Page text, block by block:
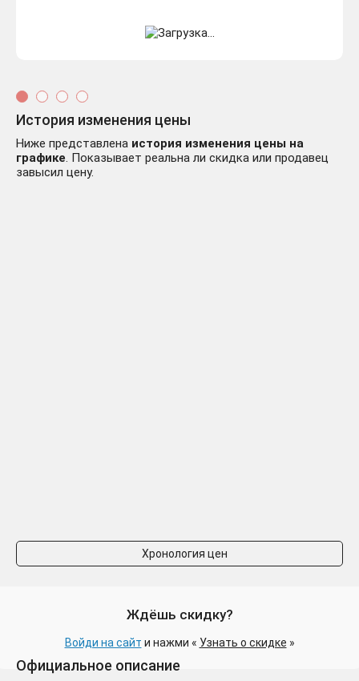
История изменения цены
Ниже представлена история изменения цены на
графике. Показывает реальна ли скидка или продавец
завысил цену.
Хронология цен
Ждёшь скидку?
Войди на сайт и нажми « Узнать о скидке »
Официальное описание